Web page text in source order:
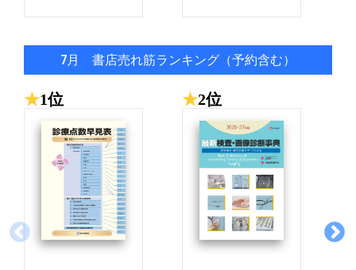
7月 書店売れ筋ランキング（予約含む）
★1位 ★2位